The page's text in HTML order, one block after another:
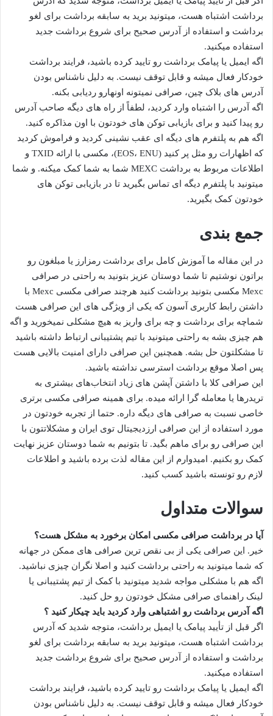
برداشت اشتباه هست، میتونید برید به سابقه برداشت برای لغو
برداشت و استفاده از آدرس صحیح برای شروع برداشت جدید
استفاده میکنید.
اگه ایمیل یا پیامک برداشت رو تایید کرده باشید، فرایند برداشت
خودکار فعال میشه و قابل توقف نیست. به دلیل ناشناس بودن
آدرس های بلاک چین، صرافی نمیتونه اونهارو ردیابی بکنه.
اگه آدرس را اشتباه وارد کردید، لطفاً از راه های دیگه صاحب آدرس
رو پیدا کنید و برای بازیابی توکن های خودتون با اون مذاکره کنید.
اگه هم به پلتفرم‌ های دیگه ای عقب نشینی کردید و فراموش کردید
که اظهارات رو مثل پر کنید (EOS، ENU)، مکسی با ارائه TXID و
اطلاعات مربوط به برداشت MEXC شما به شما کمک میکنه. و شما
میتونید با پلتفرم دیگه ای تماس بگیرید تا در بازیابی توکن‌ های
خودتون کمک بگیرید.
جمع بندی
در این مقاله ما آموزش کامل برای برداشت رمزارز یا مبلغون رو
براتون نوشتیم تا شما دوستان عزیز بتونید به راحتی در صرافی
Mexc مکسی بتونید برداشت کنید هرچند صرافی مکسی Mexc با
داشتن رابط کاربری آسون که یکی از ویژگی های این صرافی هست
شماچه برای برداشت و چه برای واریز به هیچ مشکلی نمیخورید و اگه
هم چیزی بشه به راحتی میتونید با تیم پشتیبانی ارتباط داشته باشید
تا مشکلتون حل بشه. همچنین این صرافی دارای امنیت بالایی هست
پس اصلا موقع برداشت استرسی نداشته باشید.
این صرافی کلا با داشتن آپشن های زیاد انتخاب‌های بیشتری به
تریدرها یا معامله گرا ارائه میده. برای همینه صرافی مکسی برتری
خاصی نسبت به صرافی های دیگه داره. حتما از تجربه خودتون در
مورد استفاده از این صرافی ارزدیجیتال توی ایران و مشکلاتتون با
این صرافی رو برای ماهم بگید. تا بتونیم به شما دوستان عزیز نهایت
کمک رو بکنیم. امیدوارم از این مقاله لذت برده باشید و اطلاعات
لازم رو تونسته باشید کسب کنید.
سوالات متداول
آیا در برداشت صرافی مکسی امکان برخورد به مشکل هست؟
خیر. این صرافی یکی از بی نقص ترین صرافی های ممکن در جهانه
که شما میتونید به راحتی برداشت کنید و اصلا نگران چیزی نباشید.
اگه هم با مشکلی مواجه شدید میتونید با کمک از تیم پشتیبانی یا
لینک راهنمای صرافی مشکل خودتون رو حل کنید.
اگه آدرس برداشت رو اشتباهی وارد کردید باید چیکار کنید ؟
اگر قبل از تأیید پیامک یا ایمیل برداشت، متوجه شدید که آدرس
برداشت اشتباه هست، میتونید برید به سابقه برداشت برای لغو
برداشت و استفاده از آدرس صحیح برای شروع برداشت جدید
استفاده میکنید.
اگه ایمیل یا پیامک برداشت رو تایید کرده باشید، فرایند برداشت
خودکار فعال میشه و قابل توقف نیست. به دلیل ناشناس بودن